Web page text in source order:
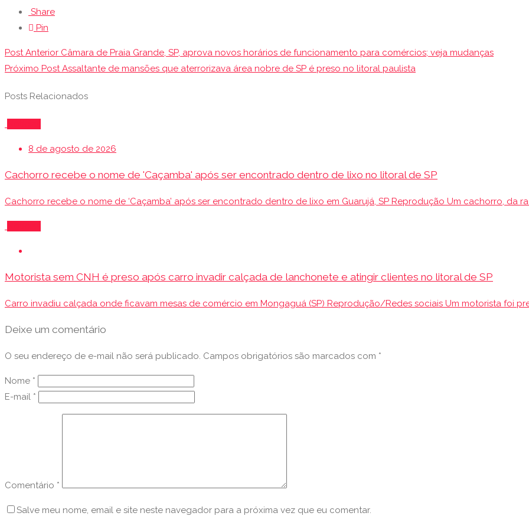
Share
Pin
Navegação
de
Post Anterior Câmara de Praia Grande, SP, aprova novos horários de funcionamento para comércios; veja mudanças
Próximo PostAssaltante de mansões que aterrorizava área nobre de SP é preso no litoral paulista
Posts Relacionados
8 de agosto de 2026
Cachorro recebe o nome de 'Caçamba' após ser encontrado dentro de lixo no litoral de SP
Cachorro recebe o nome de ‘Caçamba’ após ser encontrado dentro de lixo em Guarujá, SP Reprodução Um cachorro, da
Motorista sem CNH é preso após carro invadir calçada de lanchonete e atingir clientes no litoral de SP
Carro invadiu calçada onde ficavam mesas de comércio em Mongaguá (SP) Reprodução/Redes sociais Um motorista foi
Deixe um comentário
O seu endereço de e-mail não será publicado. Campos obrigatórios são marcados com *
Nome *
E-mail *
Comentário *
Salve meu nome, email e site neste navegador para a próxima vez que eu comentar.